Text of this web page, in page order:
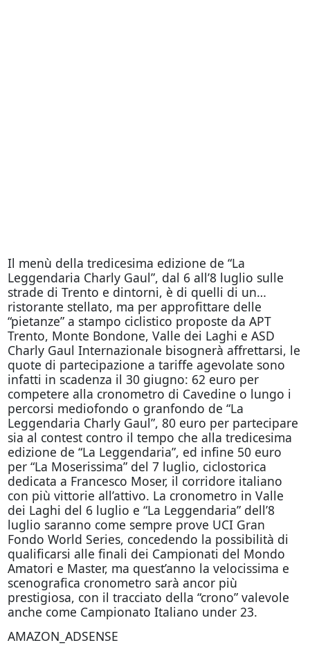
Il menù della tredicesima edizione de “La
Leggendaria Charly Gaul”, dal 6 all’8 luglio sulle
strade di Trento e dintorni, è di quelli di un…
ristorante stellato, ma per approfittare delle
“pietanze” a stampo ciclistico proposte da APT
Trento, Monte Bondone, Valle dei Laghi e ASD
Charly Gaul Internazionale bisognerà affrettarsi, le
quote di partecipazione a tariffe agevolate sono
infatti in scadenza il 30 giugno: 62 euro per
competere alla cronometro di Cavedine o lungo i
percorsi mediofondo o granfondo de “La
Leggendaria Charly Gaul”, 80 euro per partecipare
sia al contest contro il tempo che alla tredicesima
edizione de “La Leggendaria”, ed infine 50 euro
per “La Moserissima” del 7 luglio, ciclostorica
dedicata a Francesco Moser, il corridore italiano
con più vittorie all’attivo. La cronometro in Valle
dei Laghi del 6 luglio e “La Leggendaria” dell’8
luglio saranno come sempre prove UCI Gran
Fondo World Series, concedendo la possibilità di
qualificarsi alle finali dei Campionati del Mondo
Amatori e Master, ma quest’anno la velocissima e
scenografica cronometro sarà ancor più
prestigiosa, con il tracciato della “crono” valevole
anche come Campionato Italiano under 23.
AMAZON_ADSENSE